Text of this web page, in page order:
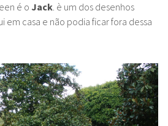
é o Jack. è um dos desenhos
em casa e não podia ficar fora dessa